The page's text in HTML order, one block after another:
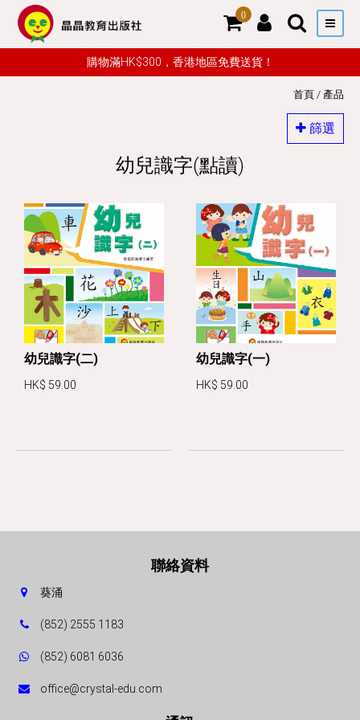
0
購物滿HK$300，香港地區免費送貨！
首頁 / 產品
篩選
幼兒識字(點讀)
幼兒識字(二)
HK$ 59.00
幼兒識字(一)
HK$ 59.00
聯絡資料
葵涌
(852) 2555 1183
(852) 6081 6036
office@crystal-edu.com